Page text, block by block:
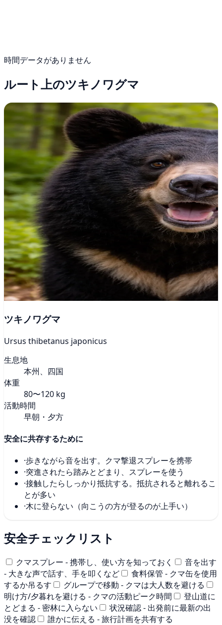
時間データがありません
ルート上のツキノワグマ
ツキノワグマ
Ursus thibetanus japonicus
生息地
本州、四国
体重
80〜120 kg
活動時間
早朝・夕方
安全に共存するために
·歩きながら音を出す。クマ撃退スプレーを携帯
·突進されたら踏みとどまり、スプレーを使う
·接触したらしっかり抵抗する。抵抗されると離れるこ
とが多い
·木に登らない（向こうの方が登るのが上手い）
安全チェックリスト
クマスプレー - 携帯し、使い方を知っておく
音を出す
- 大きな声で話す、手を叩くなど
食料保管 - クマ缶を使用
するか吊るす
グループで移動 - クマは大人数を避ける
明け方/夕暮れを避ける - クマの活動ピーク時間
登山道に
とどまる - 密林に入らない
状況確認 - 出発前に最新の出
没を確認
誰かに伝える - 旅行計画を共有する